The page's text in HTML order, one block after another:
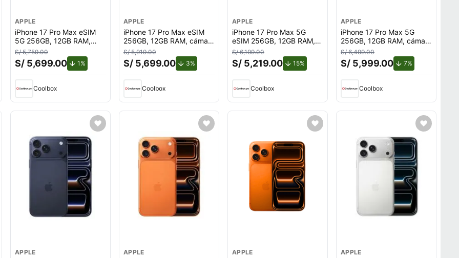
APPLE
iPhone 17 Pro Max eSIM
5G 256GB, 12GB RAM,
cámara trasera 48MP y
frontal 18MP, 6.9"", blue
S/ 5,759.00
S/ 5,699.00 1% de descuento.
Coolbox
APPLE
iPhone 17 Pro Max eSIM
256GB, 12GB RAM, cámara
trasera 48MP y frontal
18MP, 6.9"", cosmic
orange
S/ 5,919.00
S/ 5,699.00 3% de descuento.
Coolbox
APPLE
iPhone 17 Pro Max 5G
eSIM 256GB, 12GB RAM,
cámara trasera 48MP y
frontal 18MP, 6.9"",
naranja
S/ 6,199.00
S/ 5,219.00 15% de descuento.
Coolbox
APPLE
iPhone 17 Pro Max 5G
256GB, 12GB RAM, cámara
trasera 48MP y frontal
18MP, 6.9"", naranja
S/ 6,499.00
S/ 5,999.00 7%
Coolbox
APPLE APPLE APPLE APPLE